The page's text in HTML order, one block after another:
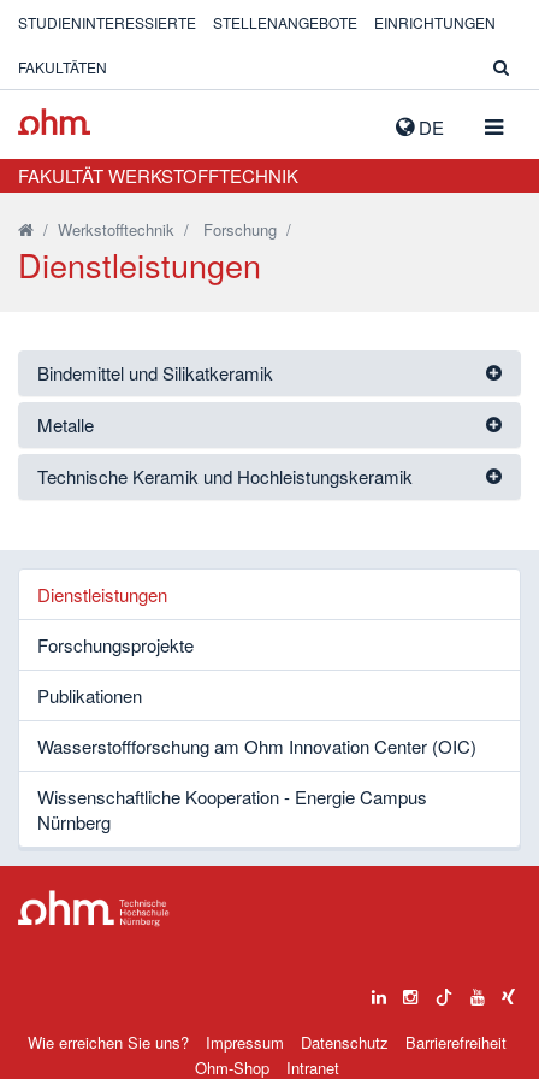
DE
STUDIENINTERESSIERTE STELLENANGEBOTE EINRICHTUNGEN
FAKULTÄTEN
FAKULTÄT WERKSTOFFTECHNIK
/ Werkstofftechnik / Forschung /
Dienstleistungen
Bindemittel und Silikatkeramik
Metalle
Technische Keramik und Hochleistungskeramik
Dienstleistungen
Forschungsprojekte
Publikationen
Wasserstoffforschung am Ohm Innovation Center (OIC)
Wissenschaftliche Kooperation - Energie Campus
Nürnberg
Wie erreichen Sie uns? Impressum Datenschutz
Barrierefreiheit
Ohm-Shop
Intranet